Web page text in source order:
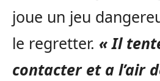
joue un jeu
le regretter. « Il
contacter et a l’air